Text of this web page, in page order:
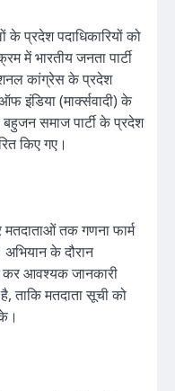
के प्रदेश पदाधिकारियों को
में भारतीय जनता पार्टी
कांग्रेस के प्रदेश
इंडिया (मार्क्सवादी) के
समाज पार्टी के प्रदेश
किए गए।
मतदाताओं तक गणना फार्म
के दौरान
कर आवश्यक जानकारी
ताकि मतदाता सूची को